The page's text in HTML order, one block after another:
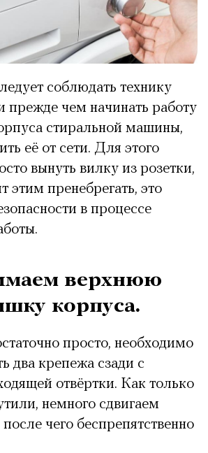
соблюдать технику
прежде чем начинать работу
стиральной машины,
её от сети. Для этого
вынуть вилку из розетки,
этим пренебрегать, это
в процессе
верхнюю
корпуса.
просто, необходимо
два крепежа сзади с
отвёртки. Как только
немного сдвигаем
чего беспрепятственно